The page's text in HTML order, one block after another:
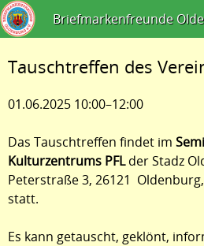
Briefmarkenfreunde
Tauschtreffen des
01.06.2025 10:00–12:00
Das Tauschtreffen findet im
Kulturzentrums PFLder Stadz
Peterstraße 3, 26121
statt.
Es kann getauscht, geklönt,